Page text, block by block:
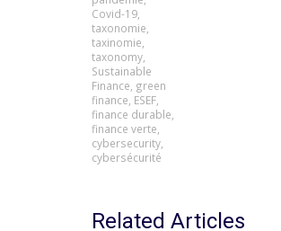
Covid-19
taxonomie
taxinomie
taxonomy
Sustainable
Finance green
finance ESEF
finance durable
finance verte
cybersecurity
cybersécurité
Related Articles